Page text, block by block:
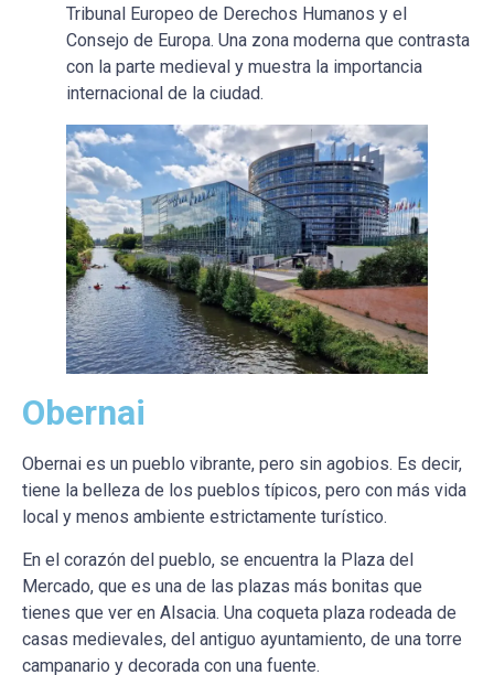
Tribunal Europeo de Derechos Humanos y el
Consejo de Europa. Una zona moderna que contrasta
con la parte medieval y muestra la importancia
internacional de la ciudad.
Obernai
Obernai es un pueblo vibrante, pero sin agobios. Es decir,
tiene la belleza de los pueblos típicos, pero con más vida
local y menos ambiente estrictamente turístico.
En el corazón del pueblo, se encuentra la Plaza del
Mercado, que es una de las plazas más bonitas que
tienes que ver en Alsacia. Una coqueta plaza rodeada de
casas medievales, del antiguo ayuntamiento, de una torre
campanario y decorada con una fuente.